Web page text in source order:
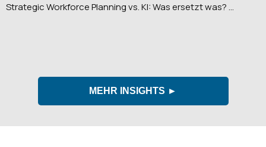
Strategic Workforce Planning vs. KI: Was ersetzt was? ...
MEHR INSIGHTS ►